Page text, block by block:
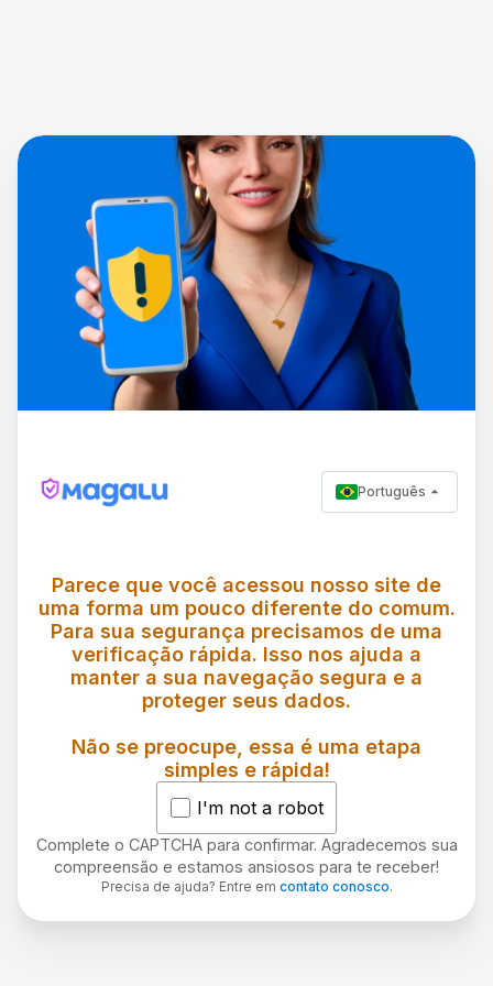
Português
Parece que você acessou nosso site de
uma forma um pouco diferente do comum.
Para sua segurança precisamos de uma
verificação rápida. Isso nos ajuda a
manter a sua navegação segura e a
proteger seus dados.
Não se preocupe, essa é uma etapa
simples e rápida!
I'm not a robot
Complete o CAPTCHA para confirmar. Agradecemos sua
compreensão e estamos ansiosos para te receber!
Precisa de ajuda? Entre em contato conosco.